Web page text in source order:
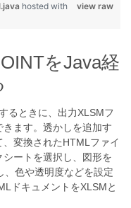
view raw
hosted with
をJava経
るときに、出力XLSMフ
ます。透かしを追加す
変換されたHTMLファイ
ートを選択し、図形を
、色や透明度などを設定
ドキュメントをXLSMと